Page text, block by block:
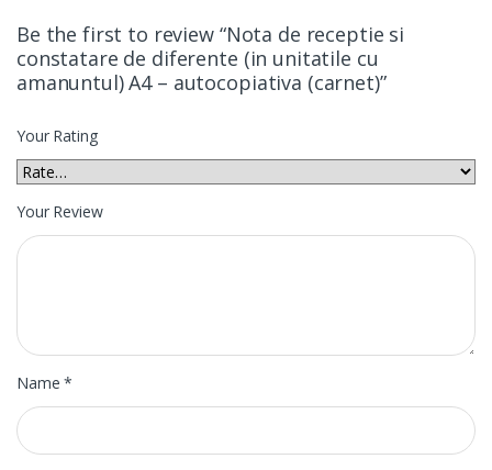
Be the first to review “Nota de receptie si
constatare de diferente (in unitatile cu
amanuntul) A4 – autocopiativa (carnet)”
Your Rating
Your Review
Name*